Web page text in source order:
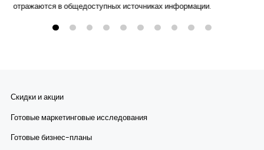
отражаются в общедоступных источниках информации.
Скидки и акции
Готовые маркетинговые исследования
Готовые бизнес-планы